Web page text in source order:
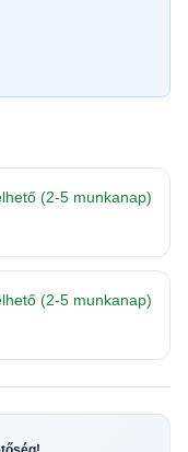
(2-5 munkanap)
(2-5 munkanap)